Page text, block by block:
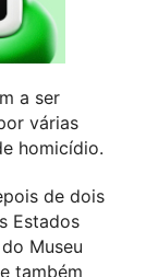
a ser
várias
homicídio.
de dois
Estados
Museu
também